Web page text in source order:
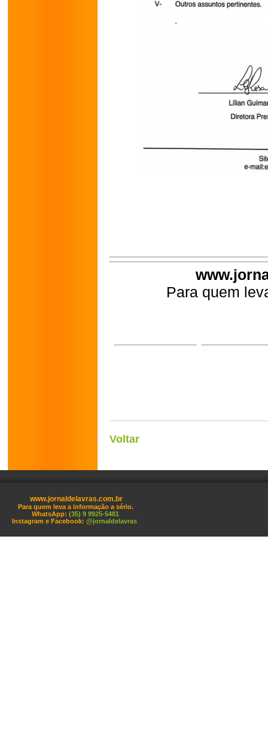
Para quem
Voltar
www.jornaldelavras.com.br
Para quem leva a informação a sério.
WhatsApp: (35) 9 9925-5481
Instagram e Facebook: @jornaldelavras